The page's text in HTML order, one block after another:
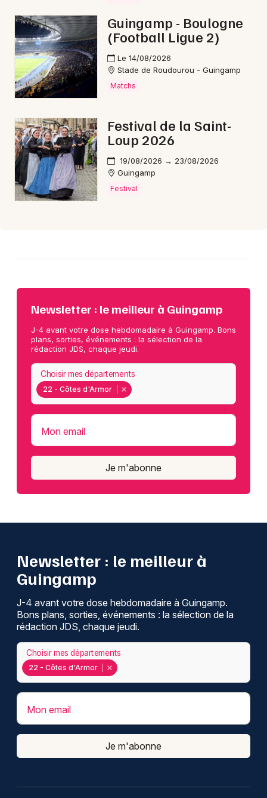
22 - Côtes d'Armor
Choisir mes départements
Mon email
Je m'abonne
Guingamp - Boulogne
(Football Ligue 2)
Le 14/08/2026
Stade de Roudourou - Guingamp
Matchs
Festival de la Saint-
Loup 2026
19/08/2026 → 23/08/2026
Guingamp
Festival
Newsletter : le meilleur à Guingamp
J-4 avant votre dose hebdomadaire à Guingamp. Bons
plans, sorties, événements : la sélection de la
rédaction JDS, chaque jeudi.
22 - Côtes d'Armor
Choisir mes départements
Mon email
Je m'abonne
Newsletter : le meilleur à
Guingamp
J-4 avant votre dose hebdomadaire à Guingamp.
Bons plans, sorties, événements : la sélection de la
rédaction JDS, chaque jeudi.
22 - Côtes d'Armor
Choisir mes départements
Mon email
Je m'abonne